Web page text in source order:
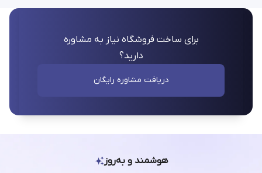
برای ساخت فروشگاه نیاز به مشاوره
دارید؟
دریافت مشاوره رایگان
هوشمند و به‌روز